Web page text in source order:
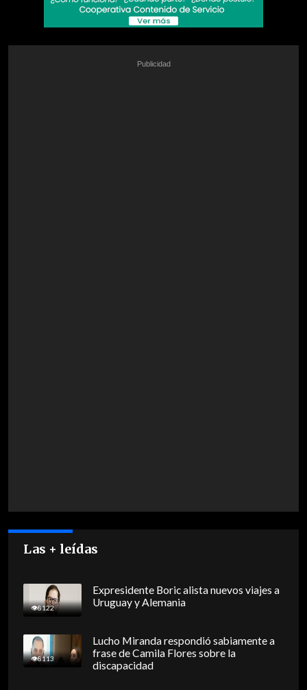
Las + leídas
8122
Expresidente Boric alista nuevos viajes a
Uruguay y Alemania
8113
Lucho Miranda respondió sabiamente a
frase de Camila Flores sobre la
discapacidad